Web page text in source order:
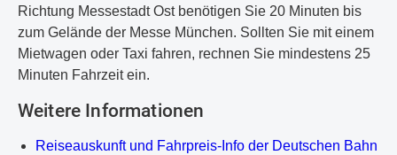
Richtung Messestadt Ost benötigen Sie 20 Minuten bis
zum Gelände der Messe München. Sollten Sie mit einem
Mietwagen oder Taxi fahren, rechnen Sie mindestens 25
Minuten Fahrzeit ein.
Weitere Informationen
Reiseauskunft und Fahrpreis-Info der Deutschen Bahn